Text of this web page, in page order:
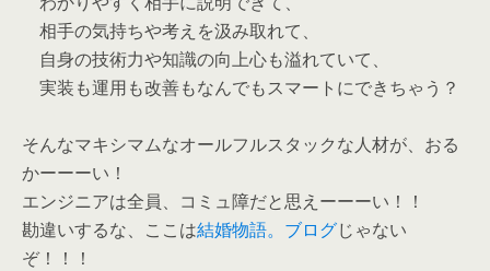
相手の気持ちや考えを汲み取れて、
自身の技術力や知識の向上心も溢れていて、
実装も運用も改善もなんでもスマートにできちゃう？
そんなマキシマムなオールフルスタックな人材が、おる
かーーーい！
エンジニアは全員、コミュ障だと思えーーーい！！
勘違いするな、ここは結婚物語。ブログじゃない
ぞ！！！